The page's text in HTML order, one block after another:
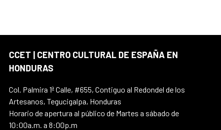
CCET | CENTRO CULTURAL DE ESPAÑA EN
HONDURAS
Col. Palmira 1ª Calle, #655, Contiguo al Redondel de los
Artesanos, Tegucigalpa, Honduras
Horario de apertura al público de Martes a sábado de
10:00a.m. a 8:00p.m